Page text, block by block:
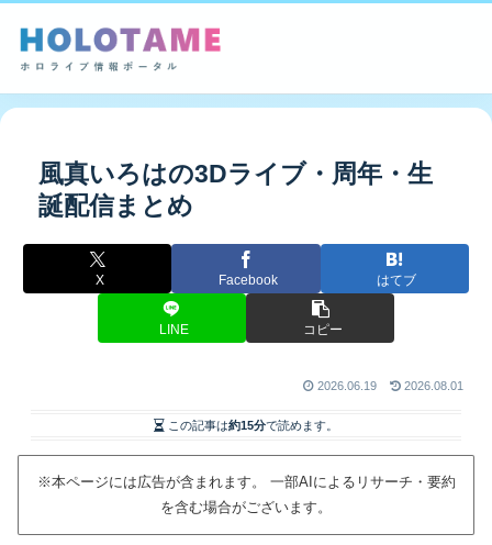
風真いろはの3Dライブ・周年・生
誕配信まとめ
X Facebook はてブ
LINE コピー
2026.06.19 2026.08.01
この記事は約15分で読めます。
※本ページには広告が含まれます。 一部AIによるリサーチ・要約
を含む場合がございます。